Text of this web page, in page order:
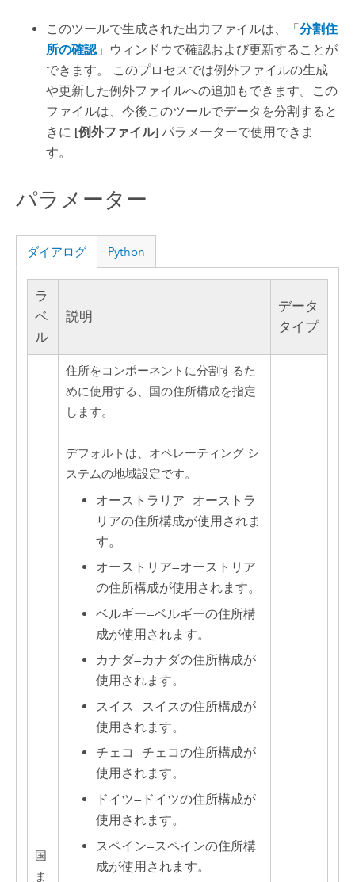
このツールで生成された出力ファイルは、「分割住
所の確認 」ウィンドウで確認および更新することが
できます。 このプロセスでは例外ファイルの生成
や更新した例外ファイルへの追加もできます。この
ファイルは、今後このツールでデータを分割すると
きに [例外ファイル] パラメーターで使用できま
す。
パラメーター
ダイアログ Python
ラ
ベ
ル
説明
データ
タイプ
国
ま
住所をコンポーネントに分割するた
めに使用する、国の住所構成を指定
します。
デフォルトは、オペレーティング シ
ステムの地域設定です。
オーストラリア—オーストラ
リアの住所構成が使用されま
す。
オーストリア—オーストリア
の住所構成が使用されます。
ベルギー—ベルギーの住所構
成が使用されます。
カナダ—カナダの住所構成が
使用されます。
スイス—スイスの住所構成が
使用されます。
チェコ—チェコの住所構成が
使用されます。
ドイツ— ドイツの住所構成が
使用されます。
スペイン—スペインの住所構
成が使用されます。